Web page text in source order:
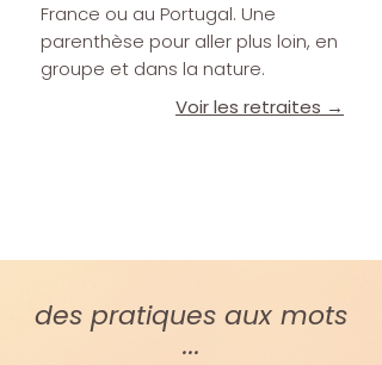
France ou au Portugal. Une
parenthèse pour aller plus loin, en
groupe et dans la nature.
Voir les retraites →
des pratiques aux mots
...